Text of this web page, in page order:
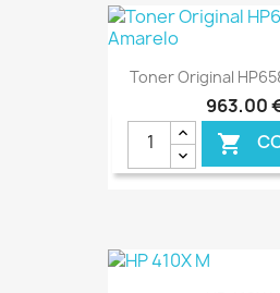
Toner Original
963,00
